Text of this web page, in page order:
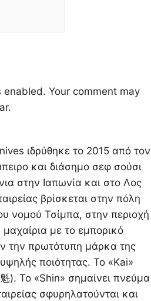
Your comment may
ιδρύθηκε το 2015 από τον
και διάσημο σεφ σούσι
στην Ιαπωνία και στο Λος
βρίσκεται στην πόλη
νομού Τσίμπα, στην περιοχή
με το εμπορικό
την πρωτότυπη μάρκα της
υψηλής ποιότητας. Το «Kai»
). Το «Shin» σημαίνει πνεύμα
σφυρηλατούνται και